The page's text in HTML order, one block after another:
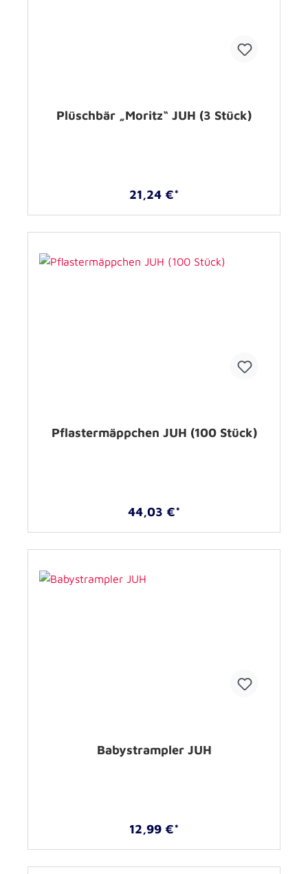
Plüschbär „Moritz“ JUH (3 Stück)
21,24 €*
Pflastermäppchen JUH (100 Stück)
44,03 €*
Babystrampler JUH
12,99 €*